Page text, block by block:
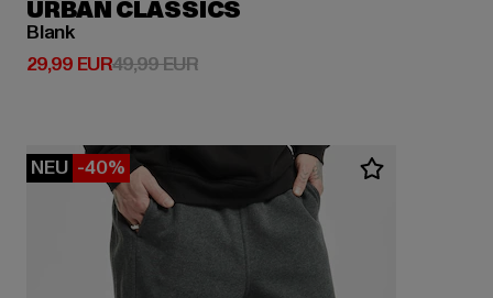
URBAN CLASSICS
Blank
29,99 EUR
Derzeitiger Preis: 29,99 EUR
49,99 EURAktionspreis: 49,99 EUR
NEU -40%